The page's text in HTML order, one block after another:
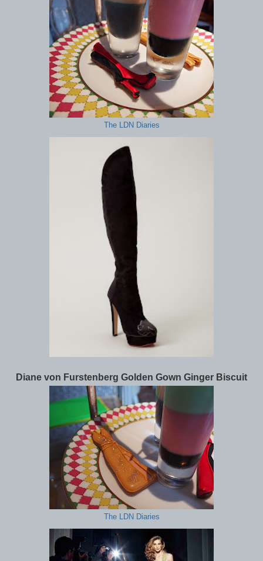
The LDN Diaries
Diane von Furstenberg Golden Gown Ginger Biscuit
The LDN Diaries